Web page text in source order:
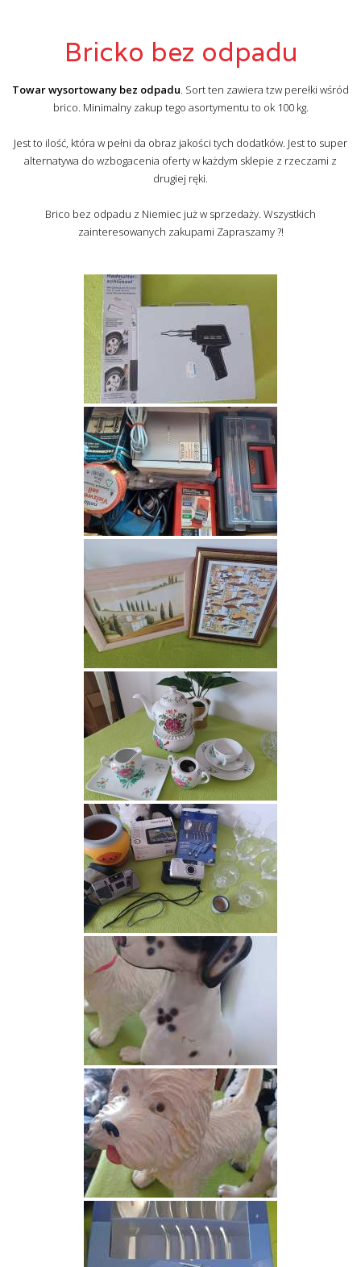
Bricko bez odpadu
Towar wysortowany bez odpadu. Sort ten zawiera tzw perełki wśród
brico. Minimalny zakup tego asortymentu to ok 100 kg.
Jest to ilość, która w pełni da obraz jakości tych dodatków. Jest to super
alternatywa do wzbogacenia oferty w każdym sklepie z rzeczami z
drugiej ręki.
Brico bez odpadu z Niemiec już w sprzedaży. Wszystkich
zainteresowanych zakupami Zapraszamy ?!